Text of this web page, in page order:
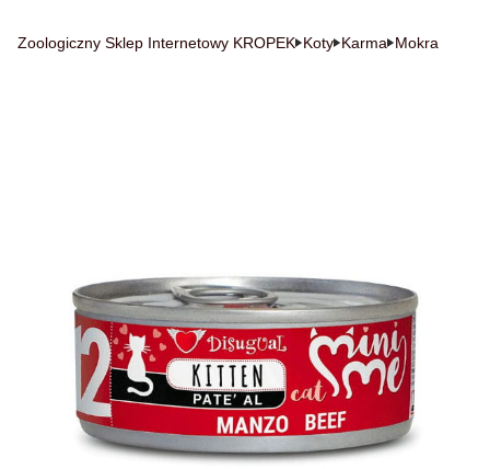
Zoologiczny Sklep Internetowy KROPEK Koty Karma Mokra